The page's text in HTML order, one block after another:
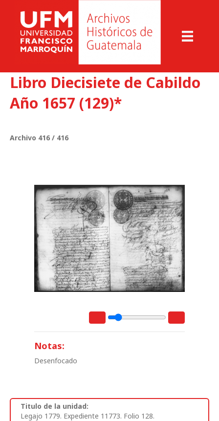
Libro Diecisiete de Cabildo
Año 1657 (129)*
Archivo 416 / 416
Notas:
Desenfocado
Titulo de la unidad:
Legajo 1779. Expediente 11773. Folio 128.